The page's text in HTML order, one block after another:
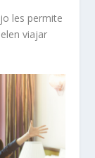
les permite
viajar